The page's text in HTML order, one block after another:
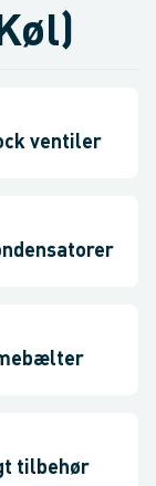
ventiler
tilbehør